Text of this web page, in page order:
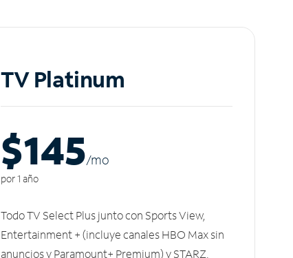
TV Platinum
$145/mo
por 1 año
Todo TV Select Plus junto con Sports View,
Entertainment + (incluye canales HBO Max sin
anuncios y Paramount+ Premium) y STARZ.